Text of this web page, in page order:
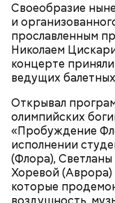
Своеобразие
и
прославленным
Николаем
концерте
ведущих
Открывал
олимпийских
«Пробуждение
исполнении
(Флора),
Хоревой (Аврора)
которые
Бэтмен/Брюс
(Batman
правильным
White Knuckle
Star", 2010)